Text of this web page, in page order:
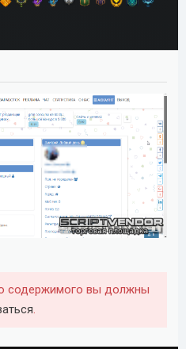
содержимого вы должны
.